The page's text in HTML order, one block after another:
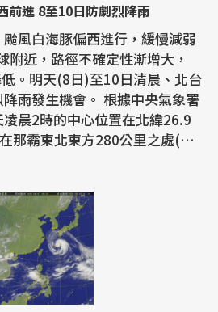
前進 8至10日防劇烈降雨
風白海豚偏西進行，緩慢減弱
近，路徑不確定性漸增大，
。明天(8日)至10日清晨、北台
會。 根據中央氣象署
晨2時的中心位置在北緯26.9
那霸東北東方280公里之處(台